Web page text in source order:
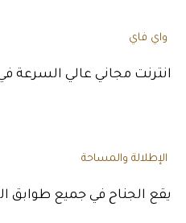
واي فاي
انترنت مجاني عالي السرعة
الإطلالة والمساحة
يقع الجناح في جميع طوابق